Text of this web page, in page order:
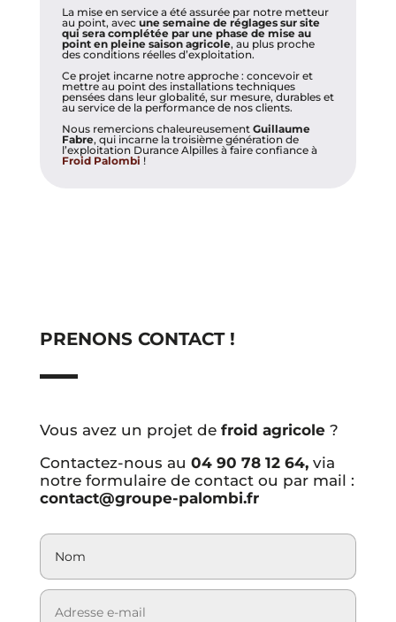
La mise en service a été assurée par notre metteur
au point, avec une semaine de réglages sur site
qui sera complétée par une phase de mise au
point en pleine saison agricole, au plus proche
des conditions réelles d’exploitation.
Ce projet incarne notre approche : concevoir et
mettre au point des installations techniques
pensées dans leur globalité, sur mesure, durables et
au service de la performance de nos clients.
Nous remercions chaleureusement Guillaume
Fabre, qui incarne la troisième génération de
l’exploitation Durance Alpilles à faire confiance à
Froid Palombi !
PRENONS CONTACT !
Vous avez un projet de froid agricole?
Contactez-nous au 04 90 78 12 64, via
notre formulaire de contact ou par mail :
contact@groupe-palombi.fr